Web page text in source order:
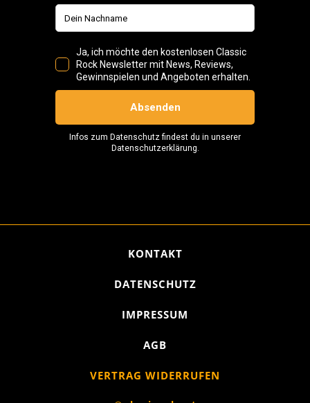
KONTAKT
DATENSCHUTZ
IMPRESSUM
AGB
VERTRAG WIDERRUFEN